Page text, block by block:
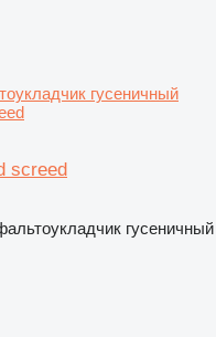
гусеничный
screed
гусеничный